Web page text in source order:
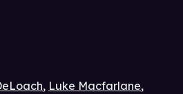
, Luke Macfarlane,